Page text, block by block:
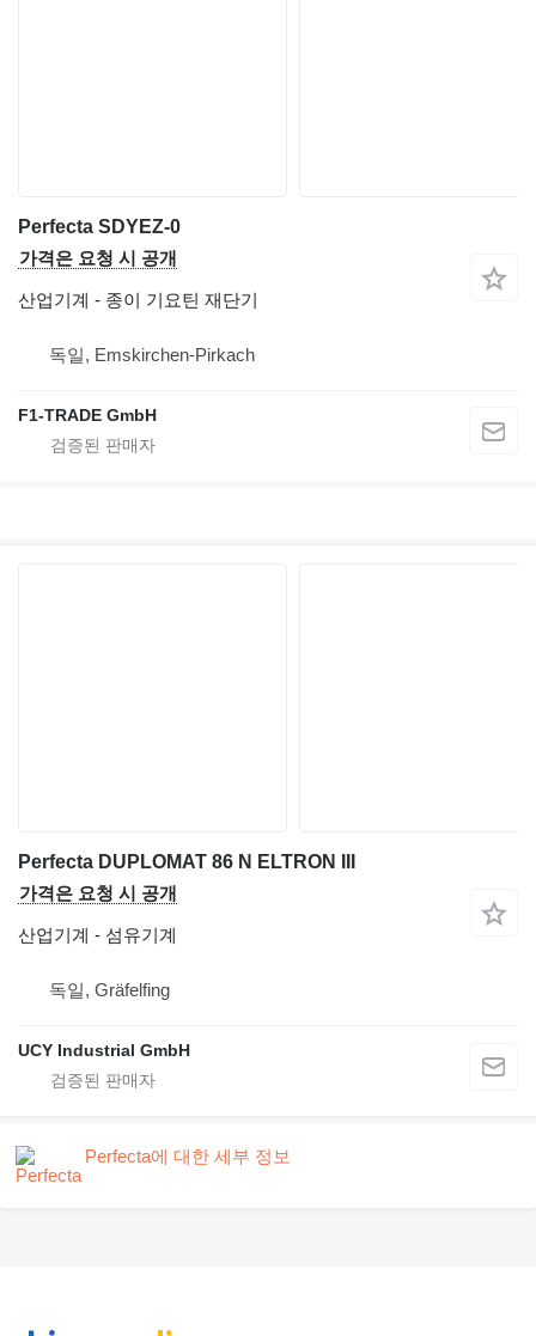
Perfecta SDYEZ-0
가격은 요청 시 공개
산업기계 - 종이 기요틴 재단기
독일, Emskirchen-Pirkach
F1-TRADE GmbH
Perfecta DUPLOMAT 86 N ELTRON III
가격은 요청 시 공개
산업기계 - 섬유기계
독일, Gräfelfing
UCY Industrial GmbH
Perfecta에 대한 세부 정보